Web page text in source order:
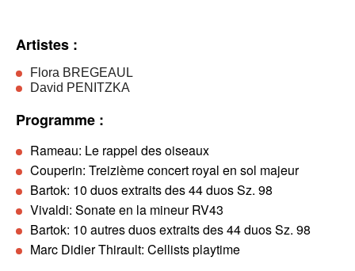
Artistes :
Flora BREGEAUL
David PENITZKA
Programme :
Rameau: Le rappel des oiseaux
Couperin: Treizième concert royal en sol majeur
Bartok: 10 duos extraits des 44 duos Sz. 98
Vivaldi: Sonate en la mineur RV43
Bartok: 10 autres duos extraits des 44 duos Sz. 98
Marc Didier Thirault: Cellists playtime